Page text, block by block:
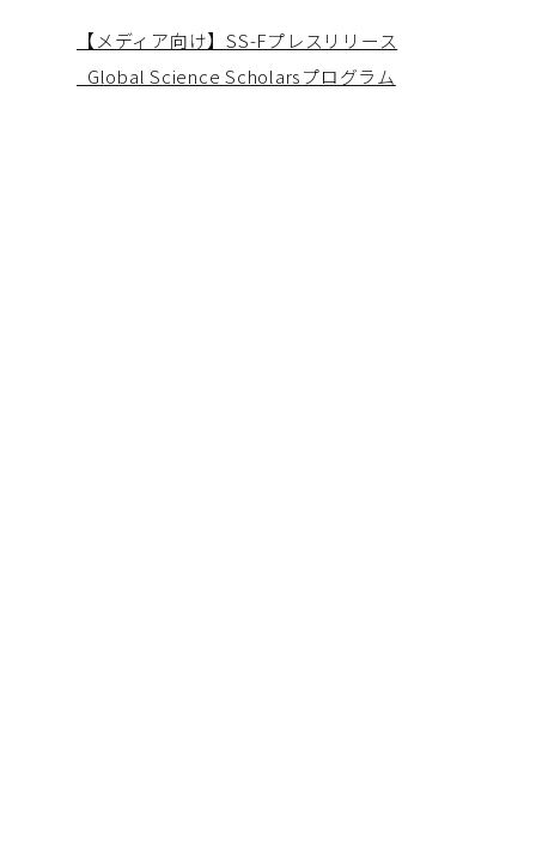
【メディア向け】SS-Fプレスリリース
_Global Science Scholarsプログラム